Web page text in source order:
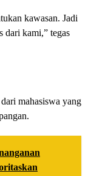
kawasan. Jadi
dari kami,” tegas
mahasiswa yang